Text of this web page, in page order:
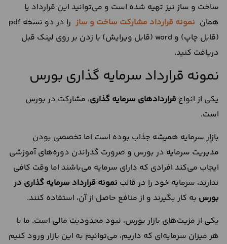
ساخت و ساز نیز تهیه شده است و می‌توانید این قرارداد یا
همان نمونه قرارداد مشارکت ساخت و ساز
را در دو نسخه pdf
(قابل چاپ) و word (قابل ویرایش) با زدن بر روی لینک قبل
دریافت کنید.
نمونه قرارداد سرمایه گذاری بورس
یکی از انواع قرارداد‌های سرمایه گذاری، مشارکت در بورس
است.
بازار سرمایه همیشه جذاب بوده است اما تخصصی بودن
مدیریت سرمایه در بورس و ضرورت گذراندن دوره‌های آموزشی
ایجاب می‌کند افرادی که دارای سرمایه می‌باشند اما وقت کافی
ندارند، سرمایه خود را در قالب نمونه قرارداد سرمایه گذاری در
بورس به کار بگیرند و از منافع حاصل از آن، استفاده کنند.
یکی از مزیت‌های بازار بورس، نبود محدودیت مالی است. ما با
هر میزان سرمایه‌ای که داریم، می‌توانیم به این بازار ورود کنیم